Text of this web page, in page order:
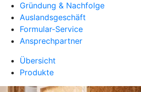
Gründung & Nachfolge
Auslandsgeschäft
Formular-Service
Ansprechpartner
Übersicht
Produkte